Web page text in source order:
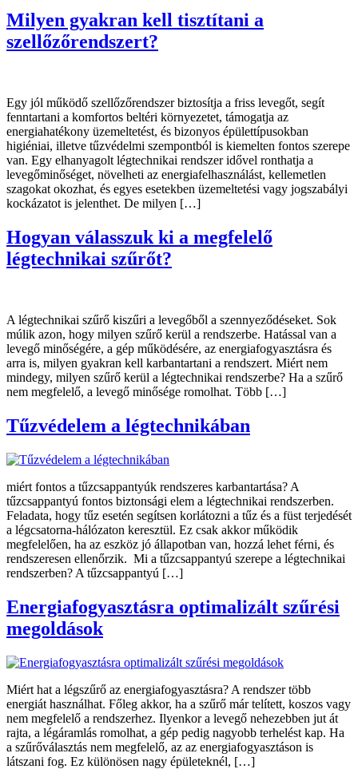
Milyen gyakran kell tisztítani a
szellőzőrendszert?
Egy jól működő szellőzőrendszer biztosítja a friss levegőt, segít
fenntartani a komfortos beltéri környezetet, támogatja az
energiahatékony üzemeltetést, és bizonyos épülettípusokban
higiéniai, illetve tűzvédelmi szempontból is kiemelten fontos szerepe
van. Egy elhanyagolt légtechnikai rendszer idővel ronthatja a
levegőminőséget, növelheti az energiafelhasználást, kellemetlen
szagokat okozhat, és egyes esetekben üzemeltetési vagy jogszabályi
kockázatot is jelenthet. De milyen […]
Hogyan válasszuk ki a megfelelő
légtechnikai szűrőt?
A légtechnikai szűrő kiszűri a levegőből a szennyeződéseket. Sok
múlik azon, hogy milyen szűrő kerül a rendszerbe. Hatással van a
levegő minőségére, a gép működésére, az energiafogyasztásra és
arra is, milyen gyakran kell karbantartani a rendszert. Miért nem
mindegy, milyen szűrő kerül a légtechnikai rendszerbe? Ha a szűrő
nem megfelelő, a levegő minősége romolhat. Több […]
Tűzvédelem a légtechnikában
miért fontos a tűzcsappantyúk rendszeres karbantartása? A
tűzcsappantyú fontos biztonsági elem a légtechnikai rendszerben.
Feladata, hogy tűz esetén segítsen korlátozni a tűz és a füst terjedését
a légcsatorna-hálózaton keresztül. Ez csak akkor működik
megfelelően, ha az eszköz jó állapotban van, hozzá lehet férni, és
rendszeresen ellenőrzik. Mi a tűzcsappantyú szerepe a légtechnikai
rendszerben? A tűzcsappantyú […]
Energiafogyasztásra optimalizált szűrési
megoldások
Miért hat a légszűrő az energiafogyasztásra? A rendszer több
energiát használhat. Főleg akkor, ha a szűrő már telített, koszos vagy
nem megfelelő a rendszerhez. Ilyenkor a levegő nehezebben jut át
rajta, a légáramlás romolhat, a gép pedig nagyobb terhelést kap. Ha
a szűrőválasztás nem megfelelő, az az energiafogyasztáson is
látszani fog. Ez különösen nagy épületeknél, […]